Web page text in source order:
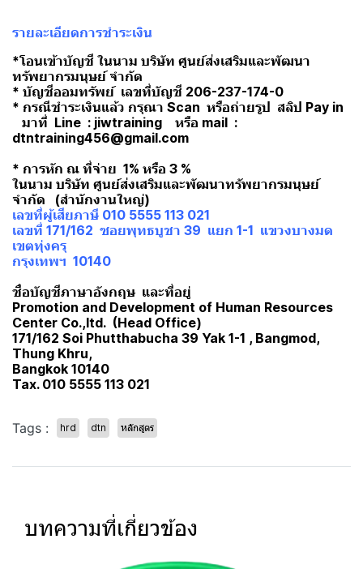
รายละเอียดการชำระเงิน
*โอนเข้าบัญชี ในนาม บริษัท ศูนย์ส่งเสริมและพัฒนา
ทรัพยากรมนุษย์ จำกัด
* บัญชีออมทรัพย์ เลขที่บัญชี 206-237-174-0
* กรณีชำระเงินแล้ว กรุณา Scan หรือถ่ายรูป สลิป Pay in
มาที่ Line : jiwtraining หรือ mail :
dtntraining456@gmail.com
* การหัก ณ ที่จ่าย 1% หรือ 3 %
ในนาม บริษัท ศูนย์ส่งเสริมและพัฒนาทรัพยากรมนุษย์
จำกัด (สำนักงานใหญ่)
เลขที่ผู้เสียภาษี 010 5555 113 021
เลขที่ 171/162 ซอยพุทธบูชา 39 แยก 1-1 แขวงบางมด
เขตทุ่งครุ
กรุงเทพฯ 10140
ชื่อบัญชีภาษาอังกฤษ และที่อยู่
Promotion and Development of Human Resources
Center Co.,ltd. (Head Office)
171/162 Soi Phutthabucha 39 Yak 1-1 , Bangmod,
Thung Khru,
Bangkok 10140
Tax. 010 5555 113 021
Tags : hrd dtn หลักสูตร
บทความที่เกี่ยวข้อง